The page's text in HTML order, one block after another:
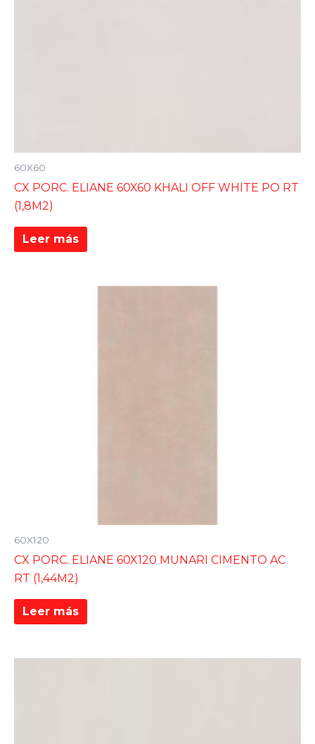
60X60
CX PORC. ELIANE 60X60 KHALI OFF WHITE PO RT
(1,8M2)
Leer más
60X120
CX PORC. ELIANE 60X120 MUNARI CIMENTO AC
RT (1,44M2)
Leer más